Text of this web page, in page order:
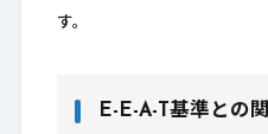
す。
E-E-A-T基準との